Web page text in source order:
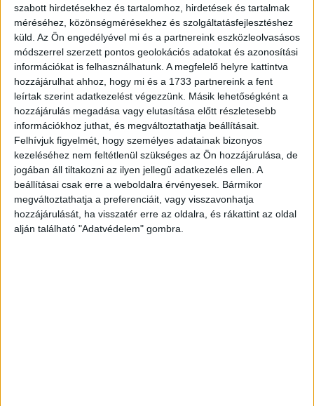
szabott hirdetésekhez és tartalomhoz, hirdetések és tartalmak
méréséhez, közönségmérésekhez és szolgáltatásfejlesztéshez
küld. Az Ön engedélyével mi és a partnereink eszközleolvasásos
módszerrel szerzett pontos geolokációs adatokat és azonosítási
információkat is felhasználhatunk. A megfelelő helyre kattintva
hozzájárulhat ahhoz, hogy mi és a 1733 partnereink a fent
leírtak szerint adatkezelést végezzünk. Másik lehetőségként a
hozzájárulás megadása vagy elutasítása előtt részletesebb
információkhoz juthat, és megváltoztathatja beállításait.
Felhívjuk figyelmét, hogy személyes adatainak bizonyos
kezeléséhez nem feltétlenül szükséges az Ön hozzájárulása, de
jogában áll tiltakozni az ilyen jellegű adatkezelés ellen. A
beállításai csak erre a weboldalra érvényesek. Bármikor
megváltoztathatja a preferenciáit, vagy visszavonhatja
hozzájárulását, ha visszatér erre az oldalra, és rákattint az oldal
alján található "Adatvédelem" gombra.
Így készül a Heineken 0.0
Sörfőzőmestereink a nulláról indulva évekig kutattak,
kísérleteztek és kóstoltak, míg végül megalkották ezt az
egyedülálló receptúrát: a frissítő, gyümölcsös ízjegyek és
a lágy maláta aromájának tökéletes egyensúlyát. Ez a sör
kiérdemli a Heineken márkanevet, hiszen minden ízében
egy megalkuvást nem tűrő, Heineken karakter, amelyet a
természetes összetevők, és a különleges A-élesztő
garantál immár 1873 óta. A Heineken 0.0 dupla főzéssel
készül, természetes összetevők és a különleges A-
élesztő felhasználásával. Az alkoholt természetes
eljárással vonjuk ki a sörből, így alkottuk meg a frissítő,